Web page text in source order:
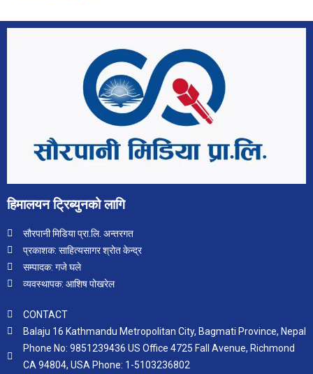
हिमालयन ट्रिब्युनको लागि
सौरपानी मिडिया प्रा.लि. अन्तरगत
प्रकाशक: साहित्यसागर श्रोत केन्द्र
सम्पादक: गजे घले
व्यवस्थापक: आशिष पोखरेल
CONTACT
Balaju 16 Kathmandu Metropolitan City, Bagmati Province, Nepal
Phone No: 9851239436 US Office 4725 Fall Avenue, Richmond
CA 94804, USA Phone: 1-5103236802